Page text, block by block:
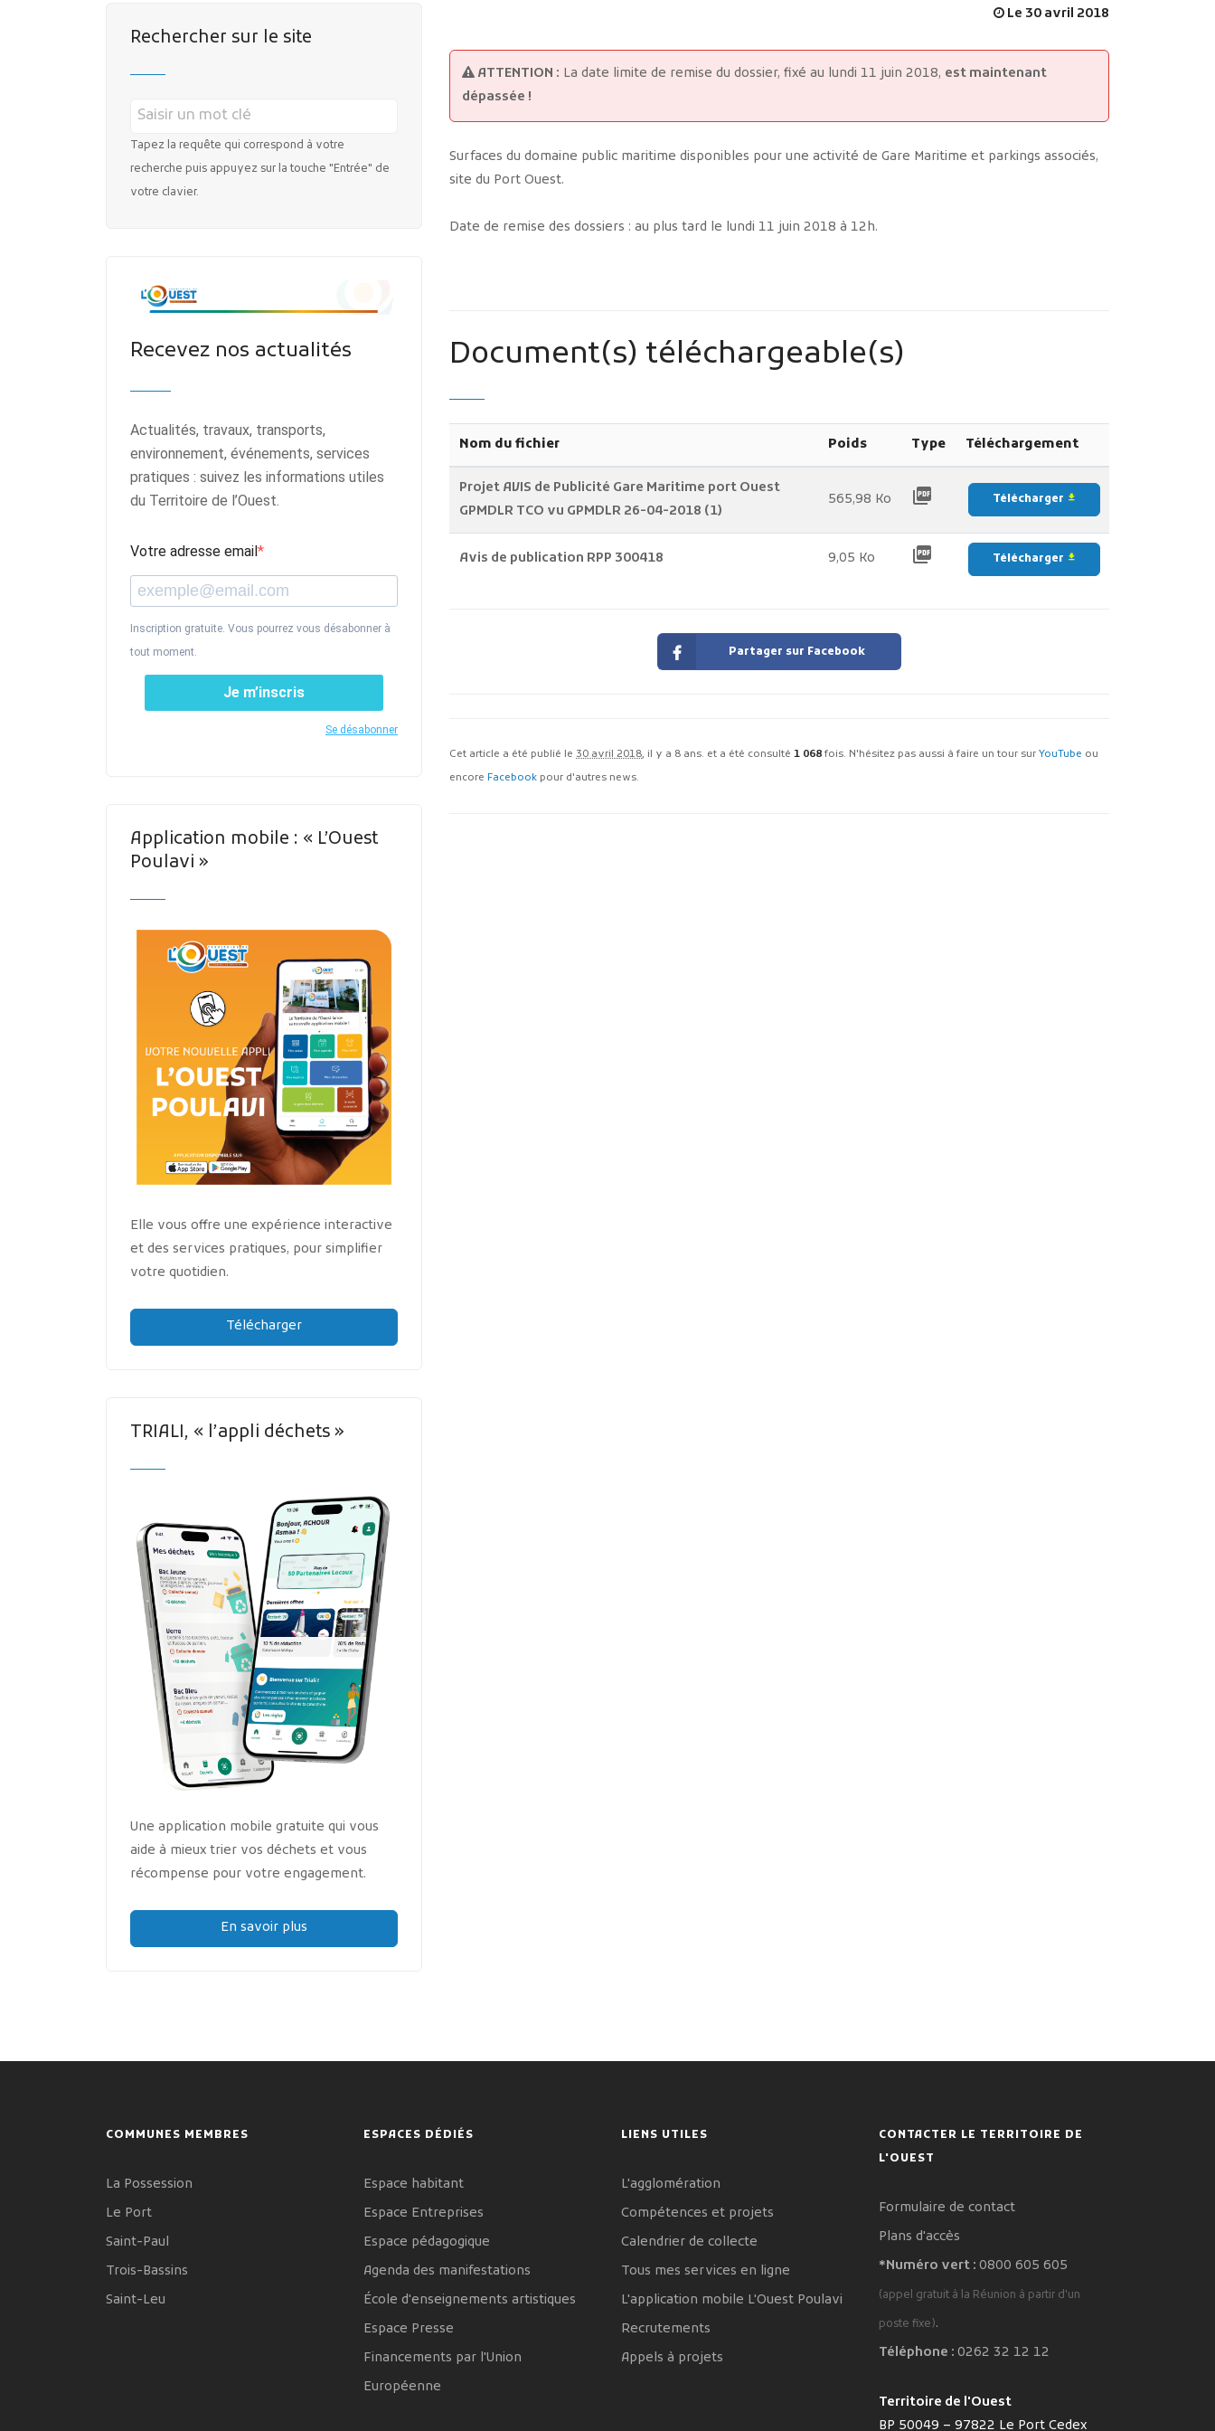
MES DÉMARCHES
Rechercher sur le site
Tapez la requête qui correspond à votre
recherche puis appuyez sur la touche "Entrée" de
votre clavier.
Recevez nos actualités
Actualités, travaux, transports,
environnement, événements, services
pratiques : suivez les informations utiles
du Territoire de l’Ouest.
Votre adresse email
Inscription gratuite. Vous pourrez vous désabonner à
tout moment.
Je m’inscris
Se désabonner
Application mobile : « L’Ouest
Poulavi »
Elle vous offre une expérience interactive
et des services pratiques, pour simplifier
votre quotidien.
Télécharger
TRIALI, « l’appli déchets »
Une application mobile gratuite qui vous
aide à mieux trier vos déchets et vous
récompense pour votre engagement.
En savoir plus
Le 30 avril 2018
ATTENTION : La date limite de remise du dossier, fixé au lundi 11 juin 2018, est maintenant
dépassée !
Surfaces du domaine public maritime disponibles pour une activité de Gare Maritime et parkings associés,
site du Port Ouest.
Date de remise des dossiers : au plus tard le lundi 11 juin 2018 à 12h.
Document(s) téléchargeable(s)
Nom du fichier Poids Type Téléchargement
Projet AVIS de Publicité Gare Maritime port Ouest
GPMDLR TCO vu GPMDLR 26-04-2018 (1)
565,98 Ko picture_as_pdf Télécharger file_download
Avis de publication RPP 300418 9,05 Ko picture_as_pdf Télécharger file_download
Partager sur Facebook
Cet article a été publié le 30 avril 2018, il y a 8 ans. et a été consulté 1 068 fois. N'hésitez pas aussi à faire un tour sur YouTube ou
encore Facebook pour d'autres news.
COMMUNES MEMBRES
La Possession
Le Port
Saint-Paul
Trois-Bassins
Saint-Leu
ESPACES DÉDIÉS
Espace habitant
Espace Entreprises
Espace pédagogique
Agenda des manifestations
École d'enseignements artistiques
Espace Presse
Financements par l'Union
Européenne
LIENS UTILES
L'agglomération
Compétences et projets
Calendrier de collecte
Tous mes services en ligne
L'application mobile L'Ouest Poulavi
Recrutements
Appels à projets
CONTACTER LE TERRITOIRE DE
L'OUEST
Formulaire de contact
Plans d'accès
*Numéro vert : 0800 605 605
(appel gratuit à la Réunion à partir d'un
poste fixe).
Téléphone : 0262 32 12 12
Territoire de l'Ouest
BP 50049 – 97822 Le Port Cedex